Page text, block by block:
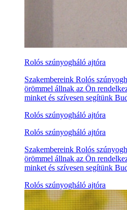
Rolós szúnyogháló ajtóra
Szakembereink Rolós
örömmel állnak az Ön
minket és szívesen segítünk
Rolós szúnyogháló ajtóra
Rolós szúnyogháló ajtóra
Szakembereink Rolós
örömmel állnak az Ön
minket és szívesen segítünk
Rolós szúnyogháló ajtóra